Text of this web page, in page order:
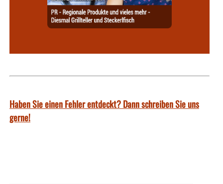
Haben Sie einen Fehler entdeckt? Dann schreiben Sie uns
gerne!